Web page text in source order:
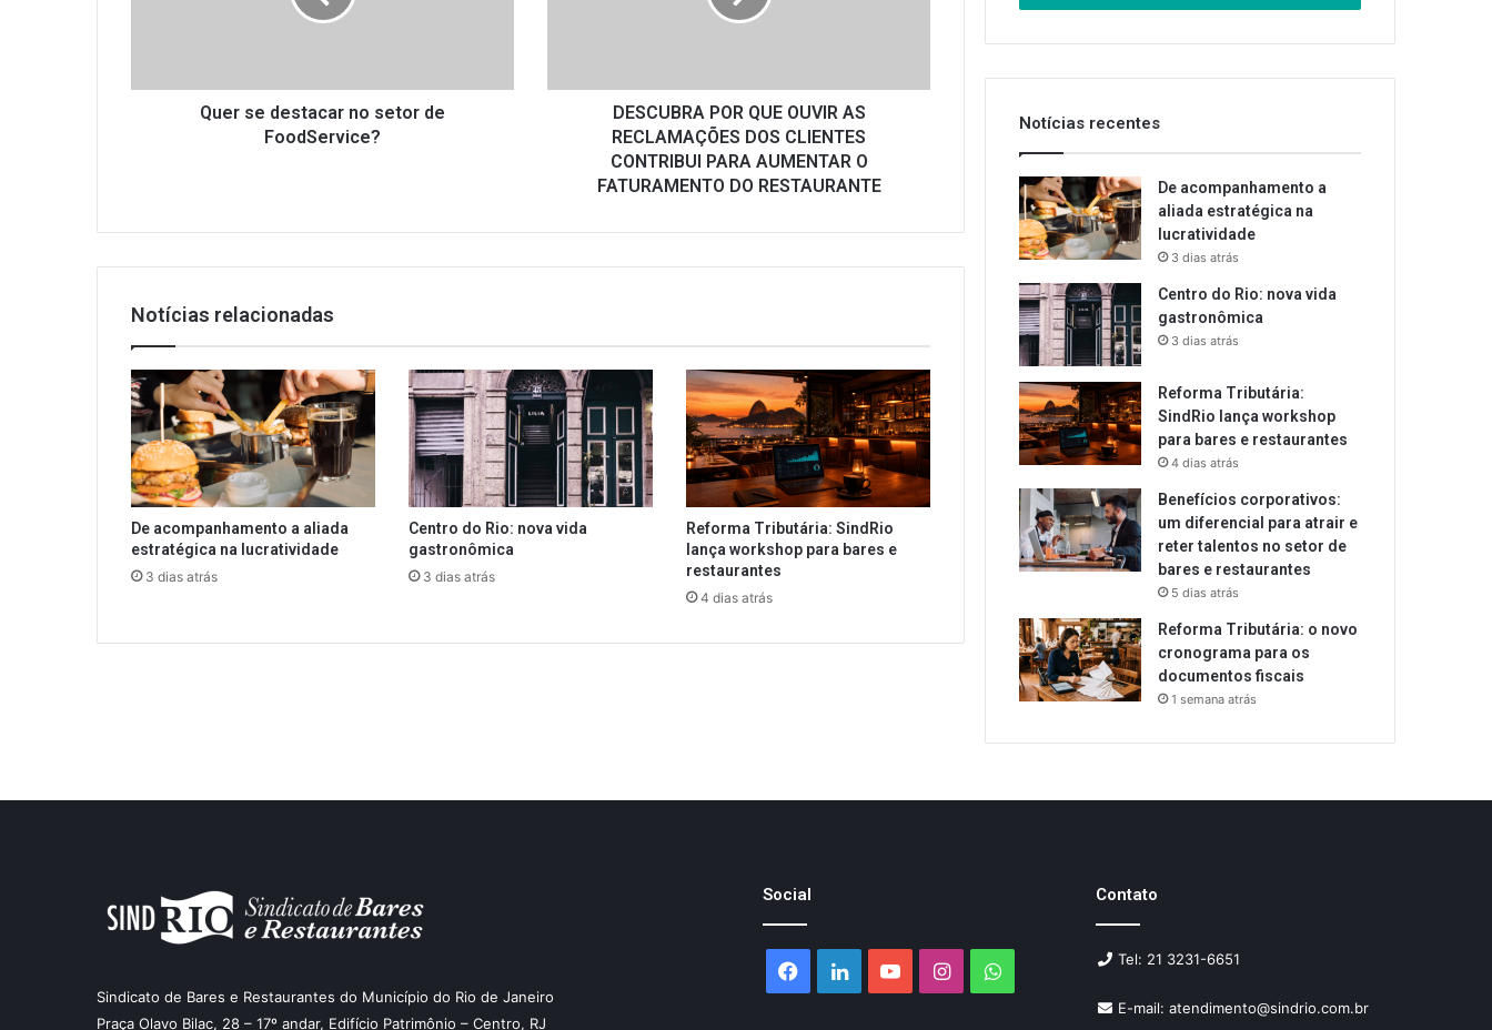
Quer se destacar no setor de
FoodService?
CONTRIBUI
AUMENTAR
FATURAMENTO
DESCUBRA POR QUE OUVIR AS
RECLAMAÇÕES DOS CLIENTES
CONTRIBUI PARA AUMENTAR O
FATURAMENTO DO RESTAURANTE
Notícias relacionadas
De acompanhamento a aliada
estratégica na lucratividade
3 dias atrás
Centro do Rio: nova vida
gastronômica
3 dias atrás
Reforma Tributária: SindRio
lança workshop para bares e
restaurantes
4 dias atrás
de
Notícias recentes
De acompanhamento a
aliada estratégica na
lucratividade
3 dias atrás
Centro do Rio: nova vida
gastronômica
3 dias atrás
Reforma Tributária:
SindRio lança workshop
para bares e restaurantes
4 dias atrás
Benefícios corporativos:
um diferencial para atrair e
reter talentos no setor de
bares e restaurantes
5 dias atrás
Reforma Tributária: o novo
cronograma para os
documentos fiscais
1 semana atrás
Sindicato de Bares e Restaurantes do Município do Rio de Janeiro
Praça Olavo Bilac, 28 – 17º andar, Edifício Patrimônio – Centro, RJ
Social
Facebook
LinkedinYouTubeInstagramWhatsApp
Contato
Tel: 21 3231-6651
E-mail: atendimento@sindrio.com.br